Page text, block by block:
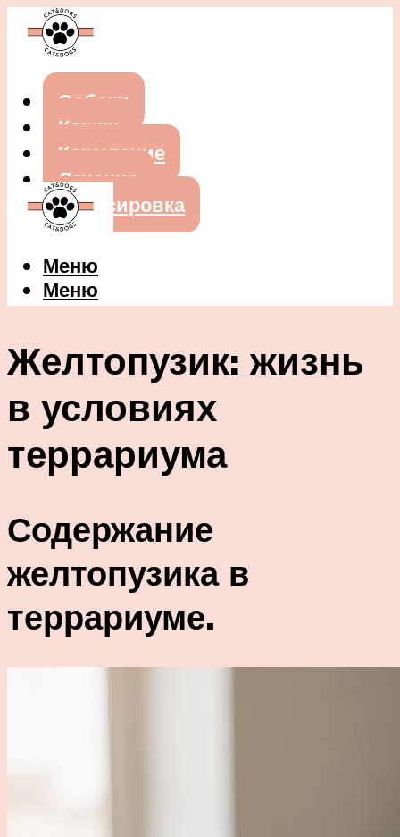
Собаки
Кошки
Кормление
Лечение
Дрессировка
Меню
Меню
Желтопузик: жизнь
в условиях
террариума
Содержание
желтопузика в
террариуме.